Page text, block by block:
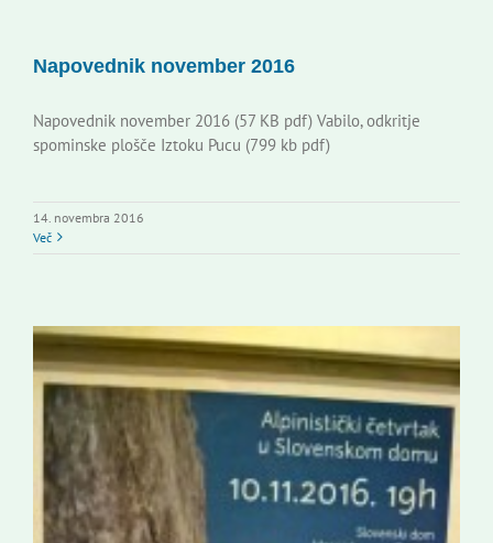
Napovednik november 2016
Napovednik november 2016 (57 KB pdf) Vabilo, odkritje
spominske plošče Iztoku Pucu (799 kb pdf)
14. novembra 2016
Več